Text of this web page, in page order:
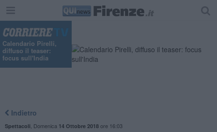
Calendario Pirelli,
diffuso il teaser:
focus sull'India
Indietro
Spettacoli Domenica 14 Ottobre 2018ore 16:03